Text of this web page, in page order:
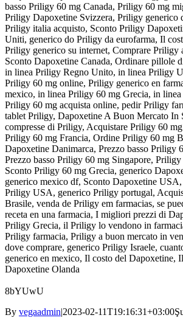
basso Priligy 60 mg Canada, Priligy 60 mg
Priligy Dapoxetine Svizzera, Priligy generico
Priligy italia acquisto, Sconto Priligy
Uniti, generico do Priligy da eurofarma, Il
Priligy generico su internet, Comprare Priligy
Sconto Dapoxetine Canada, Ordinare pillole
in linea Priligy Regno Unito, in linea Priligy
Priligy 60 mg online, Priligy generico en
mexico, in linea Priligy 60 mg Grecia, in
Priligy 60 mg acquista online, pedir Priligy
tablet Priligy, Dapoxetine A Buon Mercato In
compresse di Priligy, Acquistare Priligy 60
Priligy 60 mg Francia, Ordine Priligy 60 mg
Dapoxetine Danimarca, Prezzo basso Priligy
Prezzo basso Priligy 60 mg Singapore,
Sconto Priligy 60 mg Grecia, generico
generico mexico df, Sconto Dapoxetine
Priligy USA, generico Priligy portugal,
Brasile, venda de Priligy em farmacias, se
receta en una farmacia, I migliori prezzi di
Priligy Grecia, il Priligy lo vendono in
Priligy farmacia, Priligy a buon mercato in
dove comprare, generico Priligy Israele,
generico en mexico, Il costo del Dapoxetine,
Dapoxetine Olanda
8bYUwU
By vegaadmin|2023-02-11T19:16:31+03:00